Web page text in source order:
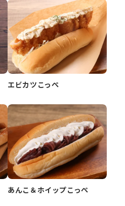
エビカツこっぺ
あんこ＆ホイップこっぺ